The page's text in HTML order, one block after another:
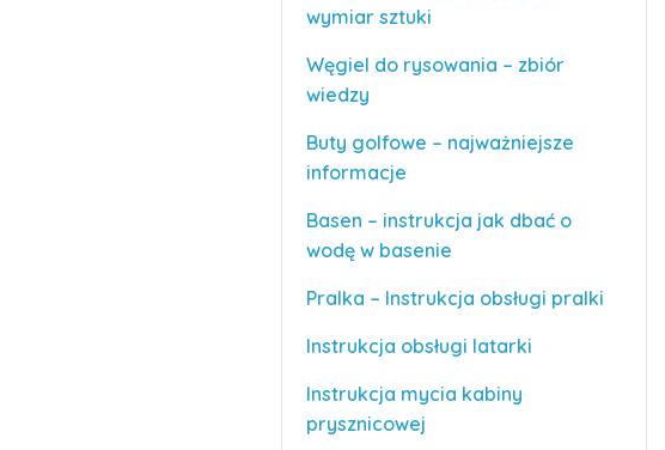
wymiar sztuki
Węgiel do rysowania – zbiór
wiedzy
Buty golfowe – najważniejsze
informacje
Basen – instrukcja jak dbać o
wodę w basenie
Pralka – Instrukcja obsługi pralki
Instrukcja obsługi latarki
Instrukcja mycia kabiny
prysznicowej